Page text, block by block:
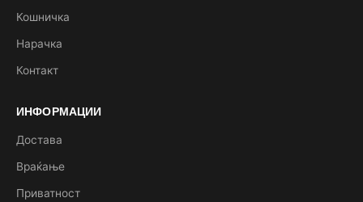
Кошничка
Нарачка
Контакт
ИНФОРМАЦИИ
Достава
Враќање
Приватност